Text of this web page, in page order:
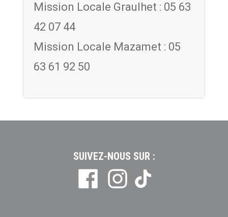
Mission Locale Graulhet : 05 63
42 07 44
Mission Locale Mazamet : 05
63 61 92 50
SUIVEZ-NOUS SUR :
Tiktok